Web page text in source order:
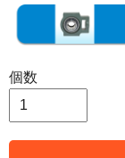
個数